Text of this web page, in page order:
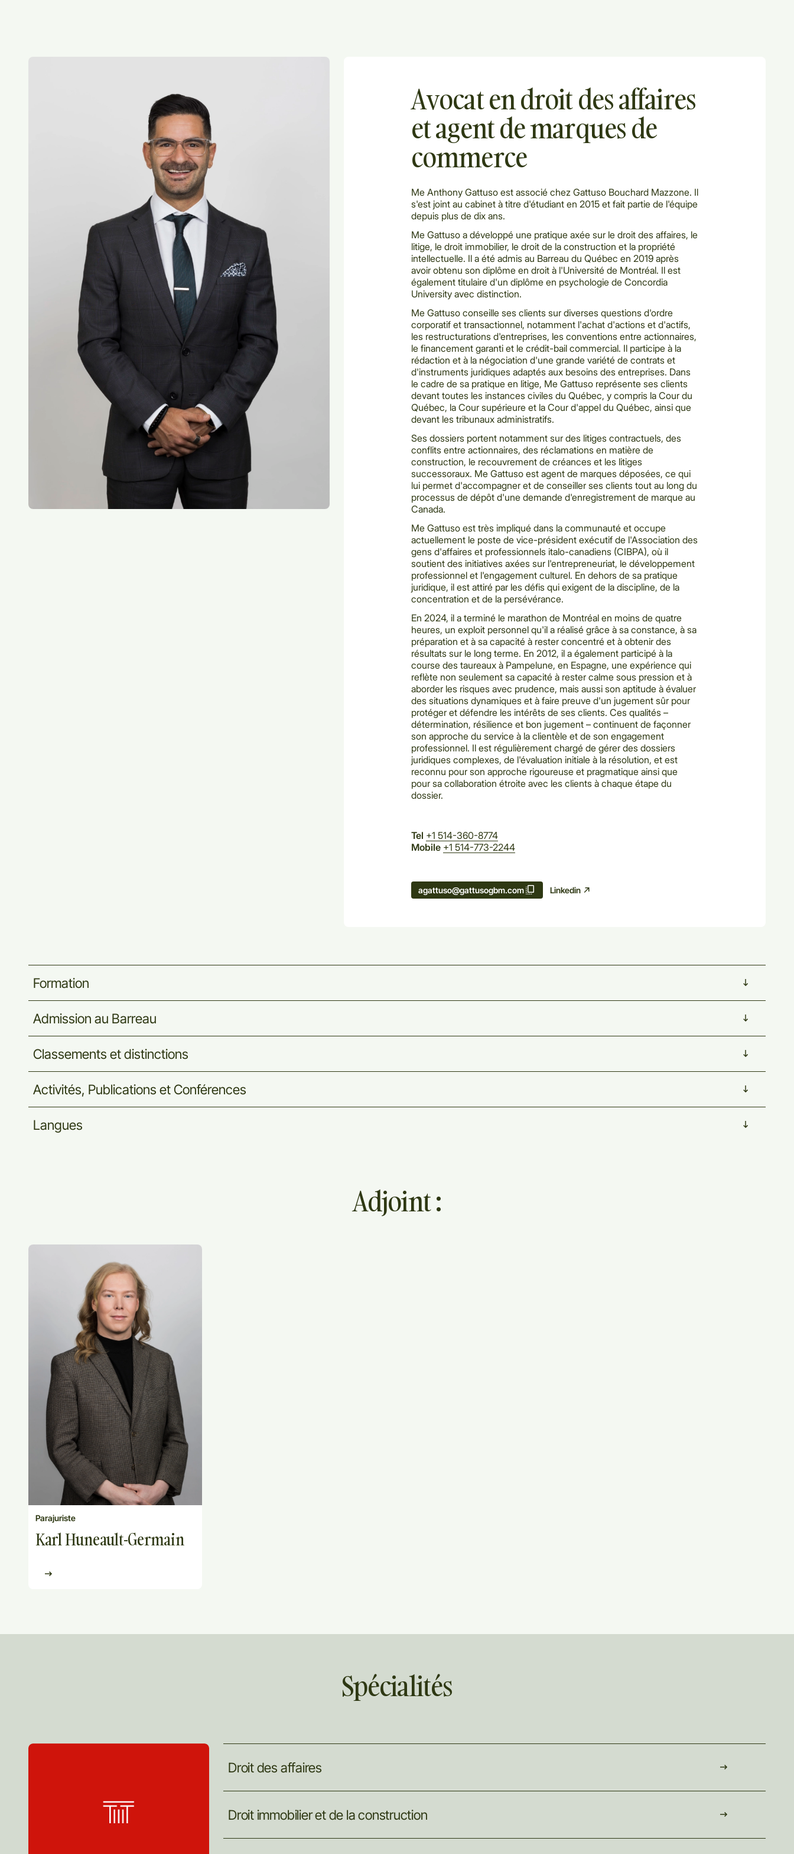
Avocat en droit des affaires
et agent de marques de
commerce
Me Anthony Gattuso est associé chez Gattuso Bouchard Mazzone. Il
s'est joint au cabinet à titre d'étudiant en 2015 et fait partie de l'équipe
depuis plus de dix ans.
Me Gattuso a développé une pratique axée sur le droit des affaires, le
litige, le droit immobilier, le droit de la construction et la propriété
intellectuelle. Il a été admis au Barreau du Québec en 2019 après
avoir obtenu son diplôme en droit à l'Université de Montréal. Il est
également titulaire d'un diplôme en psychologie de Concordia
University avec distinction.
Me Gattuso conseille ses clients sur diverses questions d'ordre
corporatif et transactionnel, notamment l'achat d'actions et d'actifs,
les restructurations d'entreprises, les conventions entre actionnaires,
le financement garanti et le crédit-bail commercial. Il participe à la
rédaction et à la négociation d'une grande variété de contrats et
d'instruments juridiques adaptés aux besoins des entreprises. Dans
le cadre de sa pratique en litige, Me Gattuso représente ses clients
devant toutes les instances civiles du Québec, y compris la Cour du
Québec, la Cour supérieure et la Cour d'appel du Québec, ainsi que
devant les tribunaux administratifs.
Ses dossiers portent notamment sur des litiges contractuels, des
conflits entre actionnaires, des réclamations en matière de
construction, le recouvrement de créances et les litiges
successoraux. Me Gattuso est agent de marques déposées, ce qui
lui permet d'accompagner et de conseiller ses clients tout au long du
processus de dépôt d'une demande d'enregistrement de marque au
Canada.
Me Gattuso est très impliqué dans la communauté et occupe
actuellement le poste de vice-président exécutif de l'Association des
gens d'affaires et professionnels italo-canadiens (CIBPA), où il
soutient des initiatives axées sur l'entrepreneuriat, le développement
professionnel et l'engagement culturel. En dehors de sa pratique
juridique, il est attiré par les défis qui exigent de la discipline, de la
concentration et de la persévérance.
En 2024, il a terminé le marathon de Montréal en moins de quatre
heures, un exploit personnel qu'il a réalisé grâce à sa constance, à sa
préparation et à sa capacité à rester concentré et à obtenir des
résultats sur le long terme. En 2012, il a également participé à la
course des taureaux à Pampelune, en Espagne, une expérience qui
reflète non seulement sa capacité à rester calme sous pression et à
aborder les risques avec prudence, mais aussi son aptitude à évaluer
des situations dynamiques et à faire preuve d'un jugement sûr pour
protéger et défendre les intérêts de ses clients. Ces qualités –
détermination, résilience et bon jugement – continuent de façonner
son approche du service à la clientèle et de son engagement
professionnel. Il est régulièrement chargé de gérer des dossiers
juridiques complexes, de l'évaluation initiale à la résolution, et est
reconnu pour son approche rigoureuse et pragmatique ainsi que
pour sa collaboration étroite avec les clients à chaque étape du
dossier.
Tel +1 514-360-8774
Mobile +1 514-773-2244
agattuso@gattusogbm.com Linkedin
Formation
Admission au Barreau
Classements etdistinctions
Activités, Publications etConférences
Langues
Adjoint :
Parajuriste
Karl Huneault-Germain
Spécialités
Droitdes affaires
Droitimmobilieretde laconstruction